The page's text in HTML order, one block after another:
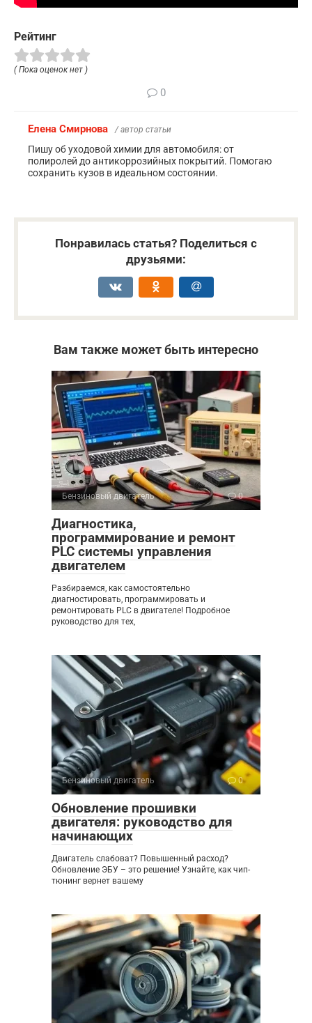
Рейтинг
( Пока оценок нет )
0
Елена Смирнова / автор статьи
Пишу об уходовой химии для автомобиля: от
полиролей до антикоррозийных покрытий. Помогаю
сохранить кузов в идеальном состоянии.
Понравилась статья? Поделиться с
друзьями:
Вам также может быть интересно
Бензиновый двигатель 0
Диагностика,
программирование и ремонт
PLC системы управления
двигателем
Разбираемся, как самостоятельно
диагностировать, программировать и
ремонтировать PLC в двигателе! Подробное
руководство для тех,
Бензиновый двигатель 0
Обновление прошивки
двигателя: руководство для
начинающих
Двигатель слабоват? Повышенный расход?
Обновление ЭБУ – это решение! Узнайте, как чип-
тюнинг вернет вашему